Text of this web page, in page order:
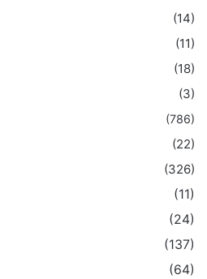
(14)
(11)
(18)
(3)
(786)
(22)
(326)
(11)
(24)
(137)
(64)